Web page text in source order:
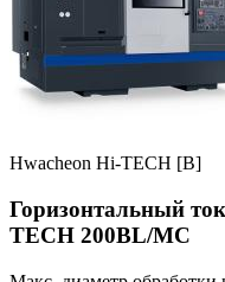
Hwacheon Hi-TECH [B]
Горизонтальный
TECH 200BL/MC